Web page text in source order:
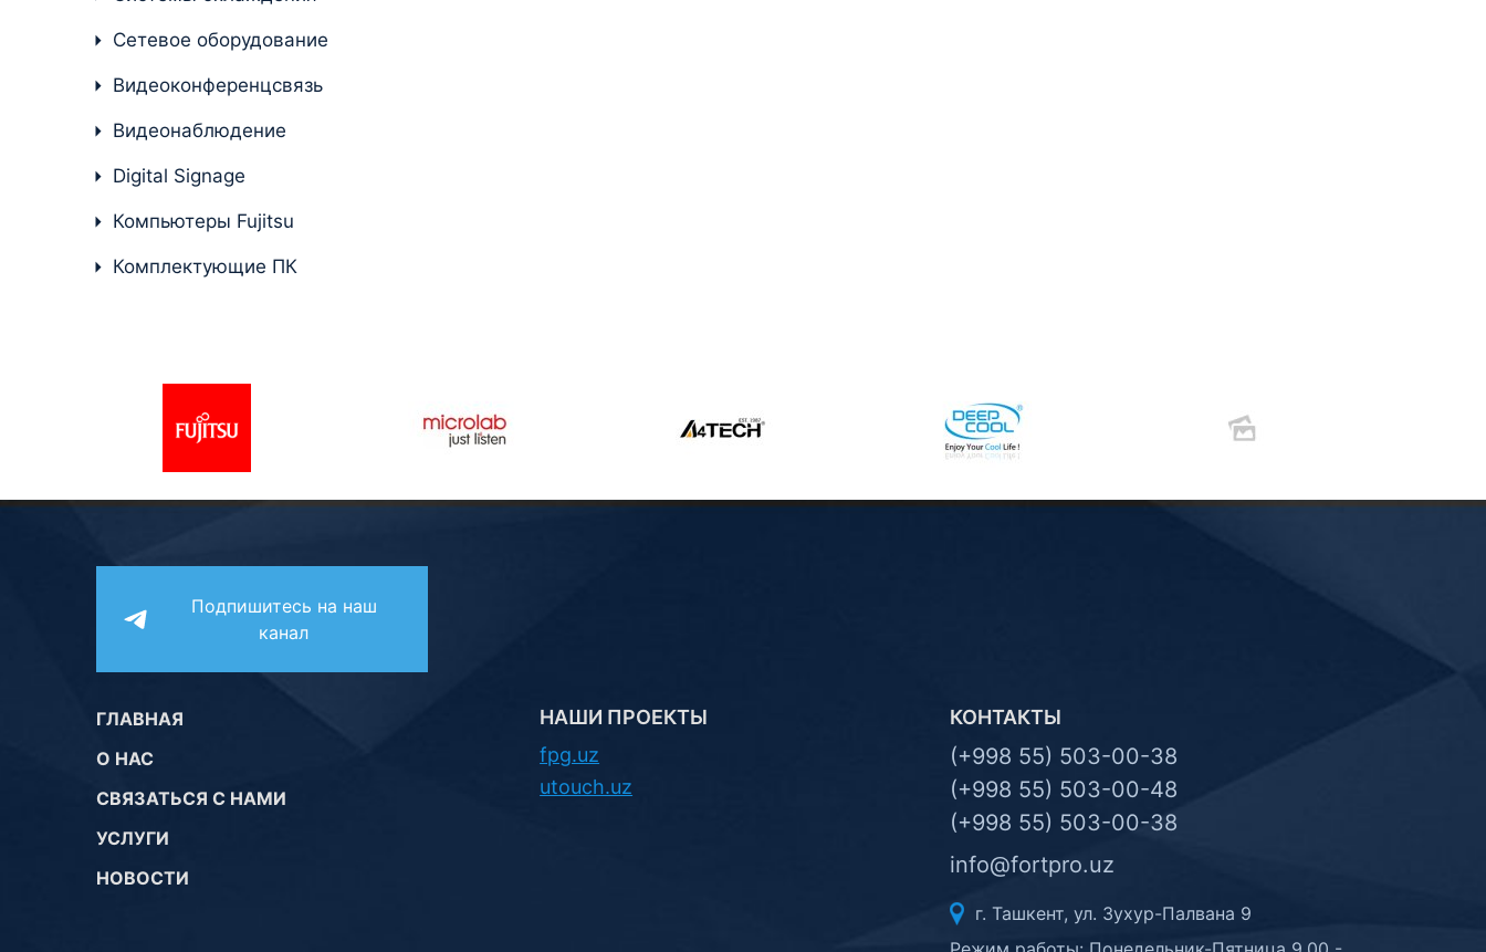
Сетевое оборудование
Видеоконференцсвязь
Видеонаблюдение
Digital Signage
Компьютеры Fujitsu
Комплектующие ПК
Подпишитесь на наш
канал
ГЛАВНАЯ
О НАС
СВЯЗАТЬСЯ С НАМИ
УСЛУГИ
НОВОСТИ
НАШИ ПРОЕКТЫ
fpg.uz
utouch.uz
КОНТАКТЫ
(+998 55) 503-00-38
(+998 55) 503-00-48
(+998 55) 503-00-38
info@fortpro.uz
г. Ташкент, ул. Зухур-Палвана 9